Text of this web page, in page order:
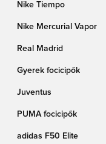
Nike Tiempo
Nike Mercurial Vapor
Real Madrid
Gyerek focicipők
Juventus
PUMA focicipők
adidas F50 Elite